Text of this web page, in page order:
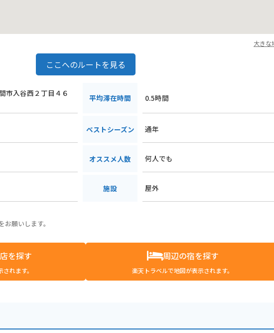
大きな
ここへのルートを見る
市入谷西２丁目４６
平均滞在時間 0.5時間
ベストシーズン 通年
オススメ人数 何人でも
施設 屋外
お願いします。
を探す
れます。
周辺の宿を探す
楽天トラベルで地図が表示されます。